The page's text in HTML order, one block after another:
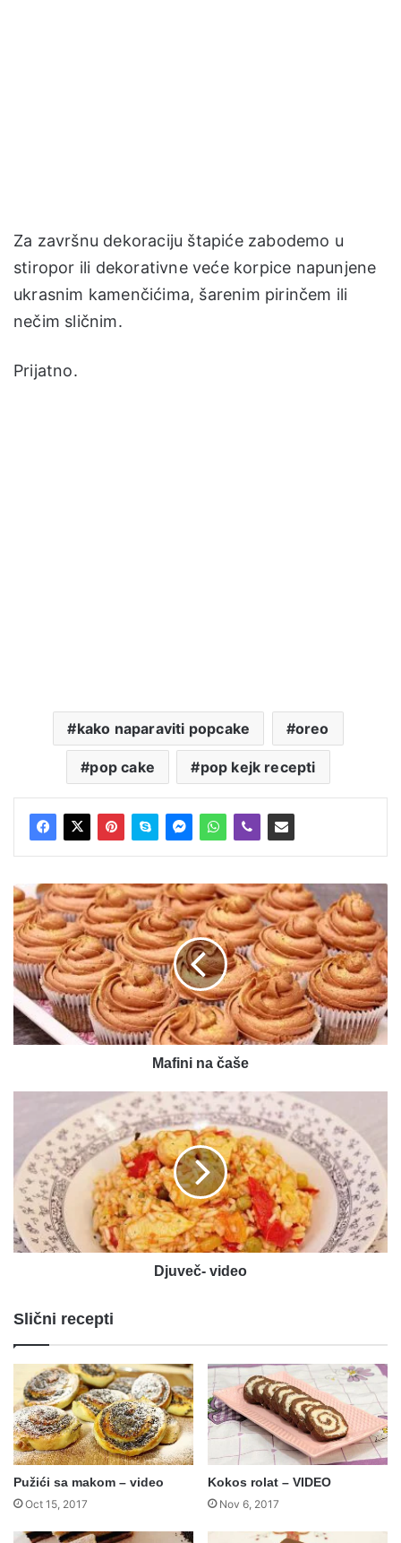
Za završnu dekoraciju štapiće zabodemo u
stiropor ili dekorativne veće korpice napunjene
ukrasnim kamenčićima, šarenim pirinčem ili
nečim sličnim.
Prijatno.
kako naparaviti popcake oreo
pop cake pop kejk recepti
Mafini
na
čaše
Mafini na čaše
Djuveč- video
Slični recepti
Pužići sa makom – video
Oct 15, 2017
Kokos rolat – VIDEO
Nov 6, 2017